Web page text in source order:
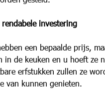
investering
een bepaalde prijs,
in de keuken en u hoeft ze
erfstukken zullen ze
van kunnen genieten.